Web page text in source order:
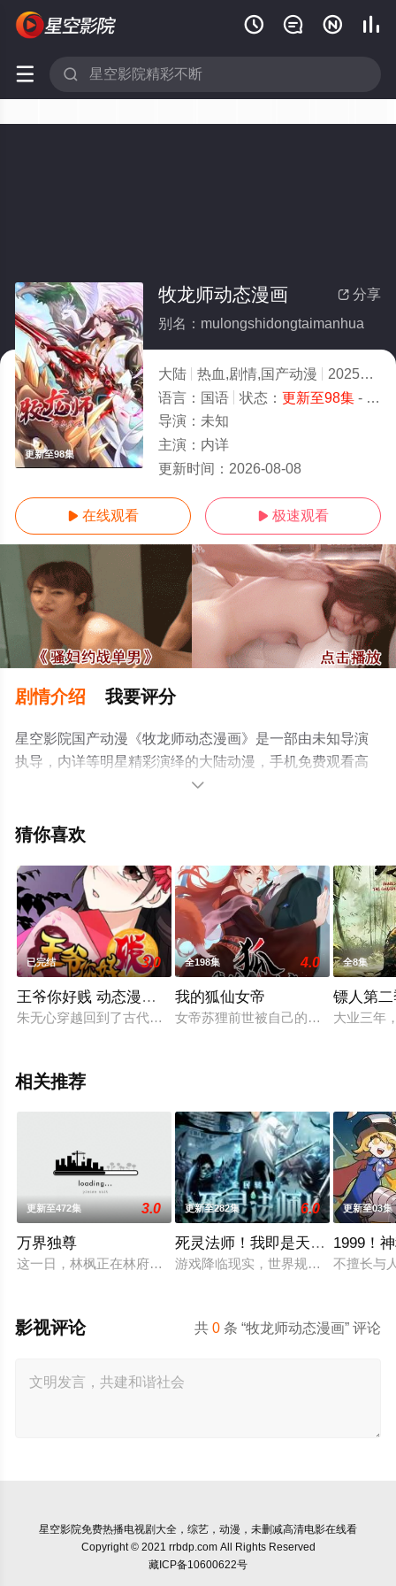
   
 
更新至98集
 分享
牧龙师动态漫画
别名：mulongshidongtaimanhua
大陆 热血,剧情,国产动漫 2025
9.0
语言： 国语 状态： 更新至98集- 免费在线观看
导演： 未知
主演： 内详
更新时间： 2026-08-08
 在线观看  极速观看
剧情介绍 我要评分
星空影院国产动漫《牧龙师动态漫画》是一部由未知导演
执导，内详等明星精彩演绎的大陆动漫，手机免费观看高
清无删减完整版动漫全集就上星空电影网，更多相关信息

猜你喜欢
已完结 3.0
王爷你好贱 动态漫第二季
朱无心穿越回到了古代。这里有最丰富多彩的小贱人们，有最
全198集 4.0
我的狐仙女帝
女帝苏狸前世被自己的夫君林息杀
全8集
镖人第
大业三年
相关推荐
更新至472集 3.0
万界独尊
这一日，林枫正在林府凝聚武魂，不想，他才刚将剑武魂修炼
更新至282集 6.0
死灵法师！我即是天灾动态漫画
游戏降临现实，世界规则颠覆，人类
更新至03集
1999！
不擅长与
共0 条 “牧龙师动态漫画” 评论
影视评论
星空影院免费热播电视剧大全，综艺，动漫，未删减高清电影在线看
Copyright © 2021 rrbdp.com All Rights Reserved
藏ICP备10600622号